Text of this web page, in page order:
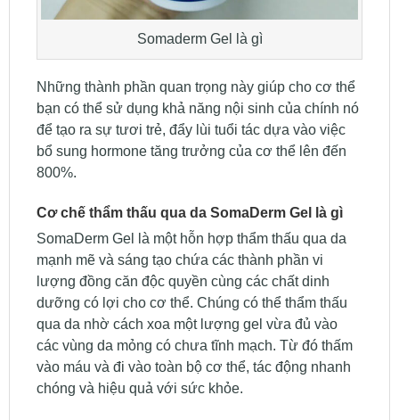
Somaderm Gel là gì
Những thành phần quan trọng này giúp cho cơ thể
bạn có thể sử dụng khả năng nội sinh của chính nó
để tạo ra sự tươi trẻ, đẩy lùi tuổi tác dựa vào việc
bổ sung hormone tăng trưởng của cơ thể lên đến
800%.
Cơ chế thẩm thấu qua da SomaDerm Gel là gì
SomaDerm Gel là một hỗn hợp thẩm thấu qua da
mạnh mẽ và sáng tạo chứa các thành phần vi
lượng đồng căn độc quyền cùng các chất dinh
dưỡng có lợi cho cơ thể. Chúng có thể thẩm thấu
qua da nhờ cách xoa một lượng gel vừa đủ vào
các vùng da mỏng có chưa tĩnh mạch. Từ đó thấm
vào máu và đi vào toàn bộ cơ thể, tác động nhanh
chóng và hiệu quả với sức khỏe.